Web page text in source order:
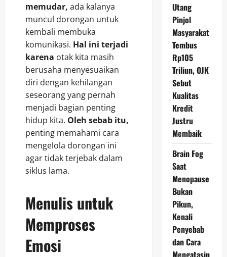
memudar, ada kalanya
muncul dorongan untuk
kembali membuka
komunikasi. Hal ini terjadi
karena otak kita masih
berusaha menyesuaikan
diri dengan kehilangan
seseorang yang pernah
menjadi bagian penting
hidup kita. Oleh sebab itu,
penting memahami cara
mengelola dorongan ini
agar tidak terjebak dalam
siklus lama.
Menulis untuk
Memproses
Emosi
Utang
Pinjol
Masyarakat
Tembus
Rp105
Triliun, OJK
Sebut
Kualitas
Kredit
Justru
Membaik
Brain Fog
Saat
Menopause
Bukan
Pikun,
Kenali
Penyebab
dan Cara
Mengatasin